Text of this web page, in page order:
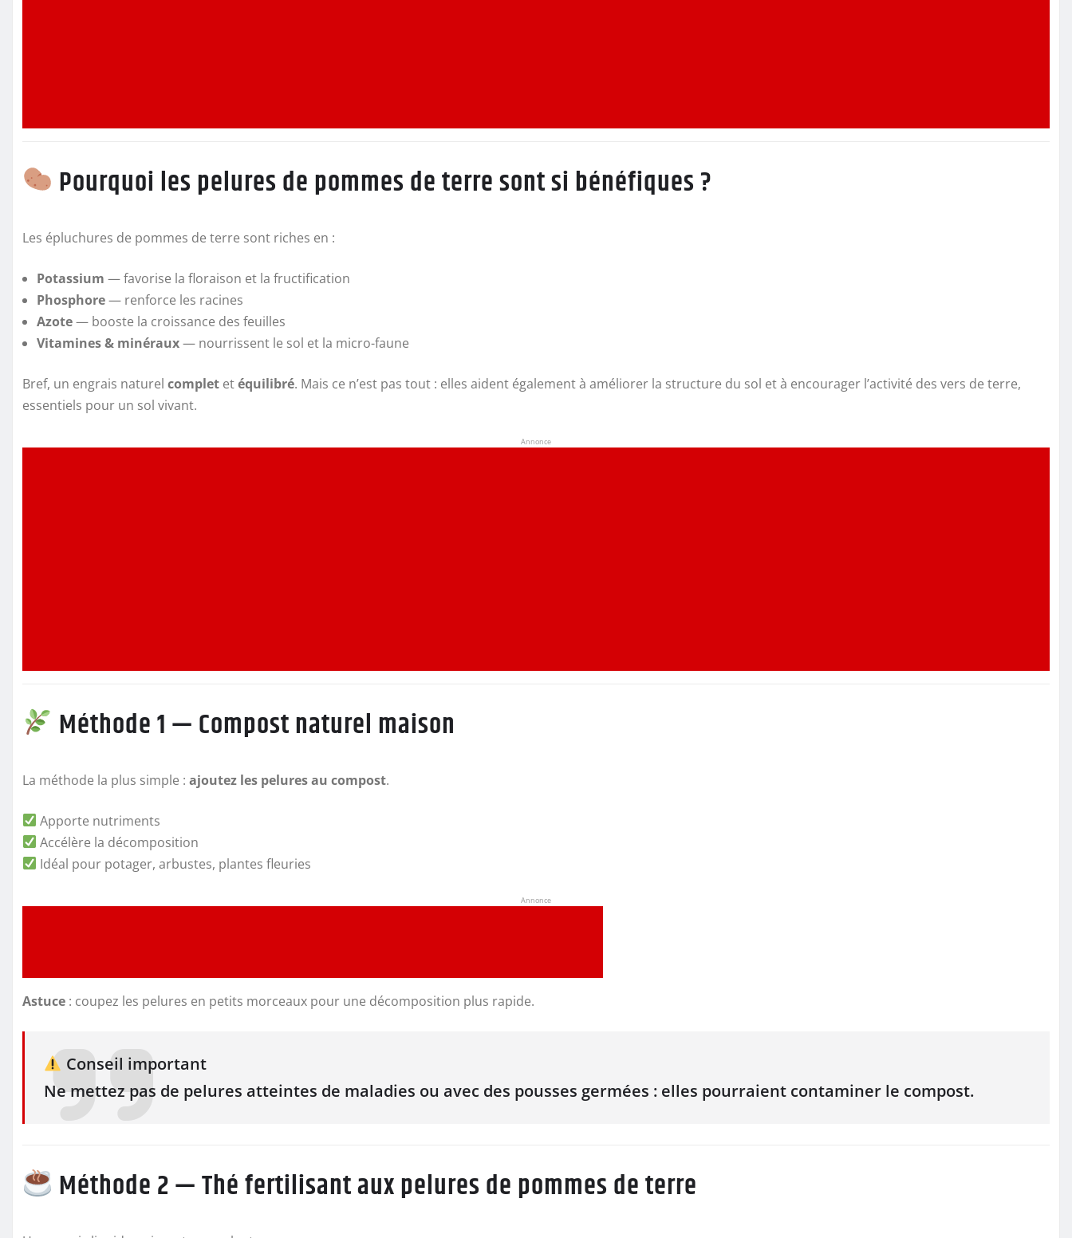
Pourquoi les pelures de pommes de terre sont si bénéfiques ?
Les épluchures de pommes de terre sont riches en :
Potassium — favorise la floraison et la fructification
Phosphore— renforce les racines
Azote— booste la croissance des feuilles
Vitamines & minéraux— nourrissent le sol et la micro-faune
Bref, un engrais naturel complet etéquilibré. Mais ce n’est pas tout : elles aident également à améliorer la structure du sol et à encourager l’activité des vers de terre,
essentiels pour un sol vivant.
Annonce
Méthode 1 — Compost naturel maison
La méthode la plus simple : ajoutez les pelures au compost.
Apporte nutriments
Accélère la décomposition
Idéal pour potager, arbustes, plantes fleuries
Annonce
Astuce : coupez les pelures en petits morceaux pour une décomposition plus rapide.
Conseil important
Ne mettez pas de pelures atteintes de maladies ou avec des pousses germées : elles pourraient contaminer le compost.
Méthode 2 — Thé fertilisant aux pelures de pommes de terre